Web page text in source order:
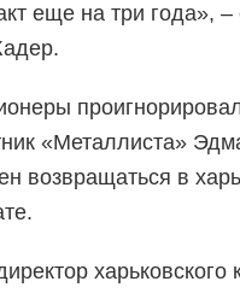
еще на три года»,
«Металлиста»
возвращаться в
харьковского